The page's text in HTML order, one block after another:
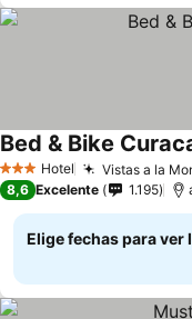
3 Estrellas
Hotel Vistas a la
Bed & Bike
8,6 Excelente 1.195
Elige fechas para